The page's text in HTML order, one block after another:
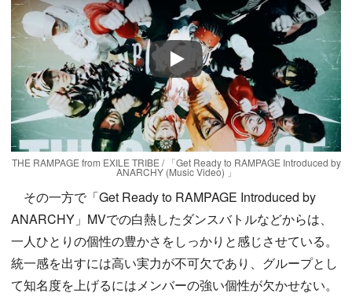
Play
THE RAMPAGE from EXILE TRIBE / 「Get Ready to RAMPAGE Introduced by
ANARCHY (Music Video) 」
その一方で「Get Ready to RAMPAGE Introduced by
ANARCHY」MVでの白熱したダンスバトルなどからは、
一人ひとりの個性の豊かさをしっかりと感じさせている。
統一感を出すには高い実力が不可欠であり、グループとし
て知名度を上げるにはメンバーの強い個性が欠かせない。